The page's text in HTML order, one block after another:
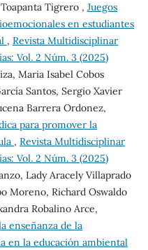
Tigrero , Juegos
en estudiantes
, Revista Multidisciplinar
Vol. 2 Núm. 3 (2025)
Maria Isabel Cobos
Santos, Sergio Xavier
Barrera Ordonez,
para promover la
, Revista Multidisciplinar
Vol. 2 Núm. 3 (2025)
Lady Aracely Villaprado
Moreno, Richard Oswaldo
Robalino Arce,
enseñanza de la
en la educación ambiental